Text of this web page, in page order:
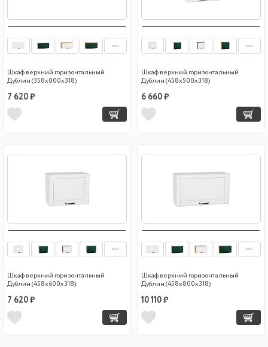
Шкаф верхний горизонтальный
Дублин (358х800х318)
7 620 ₽
Шкаф верхний горизонтальный
Дублин (458х500х318)
6 660 ₽
Шкаф верхний горизонтальный
Дублин (458х600х318)
7 620 ₽
Шкаф верхний горизонтальный
Дублин (458х800х318)
10 110 ₽